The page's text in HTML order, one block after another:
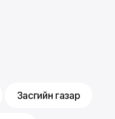
Засгийн газар